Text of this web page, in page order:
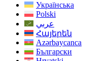
Українська
Polski
عربي
Հայերեն
Azərbaycanca
Български